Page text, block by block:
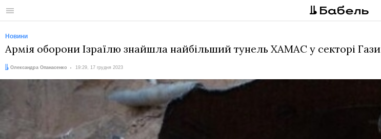
Меню
Новини
Армія оборони Ізраїлю знайшла найбільший тунель ХАМАС у секторі Гази
Автор:
Олександра Опанасенко
Дата: 19:29, 17 грудня 2023